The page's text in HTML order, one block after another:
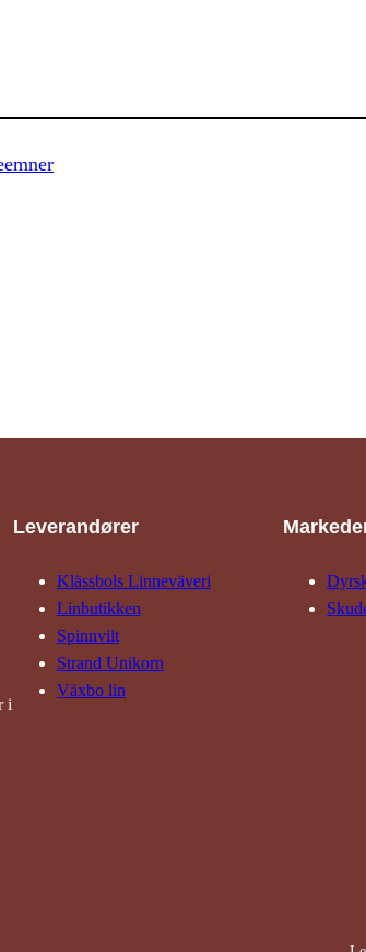
i
Leverandører
Klässbols Linne­väveri
Linbutikken
Spinnvilt
Strand Unikorn
Växbo lin